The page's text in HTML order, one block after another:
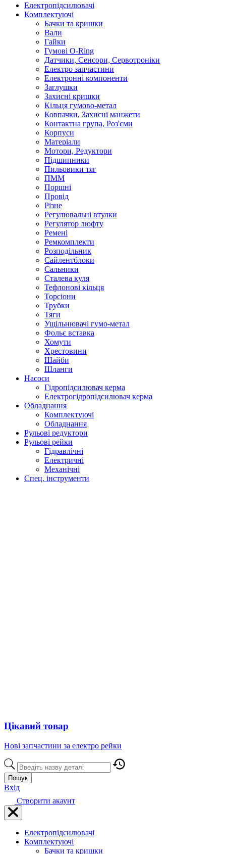
Електропідсилювачі
Комплектуючі
Бачки та кришки
Вали
Гайки
Гумові O-Ring
Датчики, Сенсори, Сервотроніки
Електро запчастини
Електронні компоненти
Заглушки
Захисні кришки
Кільця гумово-метал
Ковпачки, Захисні манжети
Контактна група, Роз'єми
Корпуси
Матеріали
Мотори, Редуктори
Підшипники
Пильовики тяг
ПММ
Поршні
Провід
Різне
Регулювальні втулки
Регулятор люфту
Ремені
Ремкомплекти
Розподільник
Сайлентблоки
Сальники
Сталева куля
Тефлонові кільця
Торсіони
Трубки
Тяги
Ущільнювачі гумо-метал
Фольє вставка
Хомути
Хрестовини
Шайби
Шланги
Насоси
Гідропідсилювач керма
Електрогідропідсилювач керма
Обладнання
Комплектуючі
Обладнання
Рульові редуктори
Рульові рейки
Гідравлічні
Електричні
Механічні
Спец. інструменти
Цікавий товар
Нові запчастини за електро рейки
Пошук
Вхід
Створити акаунт
Електропідсилювачі
Комплектуючі
Бачки та кришки